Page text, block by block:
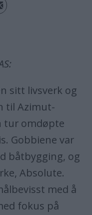
sitt livsverk og
til Azimut-
tur omdøpte
Gobbiene var
båtbygging, og
Absolute.
med å
fokus på